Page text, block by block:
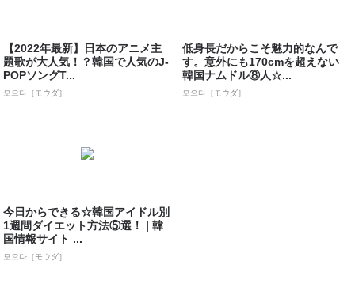
【2022年最新】日本のアニメ主
題歌が大人気！？韓国で人気のJ-
POPソングT...
모으다［モウダ］
低身長だからこそ魅力的なんで
す。意外にも170cmを超えない
韓国ナムドル⑧人☆...
모으다［モウダ］
今日からできる☆韓国アイドル別
1週間ダイエット方法⑤選！ | 韓
国情報サイト ...
모으다［モウダ］